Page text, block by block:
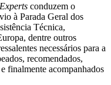
Experts conduzem o
à Parada Geral dos
Técnica,
dentre outros
necessários para a
recomendados,
finalmente acompanhados